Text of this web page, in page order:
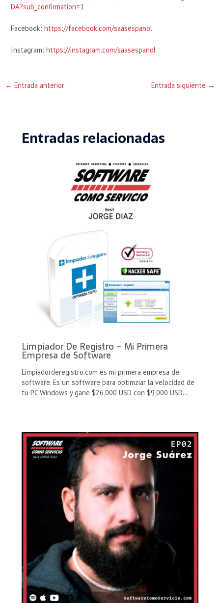
DA?sub_confirmation=1
Facebook:https://facebook.com/saasespanol
Instagram:https://instagram.com/saasespanol
← Entrada anterior Entrada siguiente →
Entradas relacionadas
Limpiador De Registro – Mi Primera
Empresa de Software
Limpiadorderegistro.com es mi primera empresa de
software. Es un software para optimziar la velocidad de
tu PC Windows y gane $26,000 USD con $9,000 USD…